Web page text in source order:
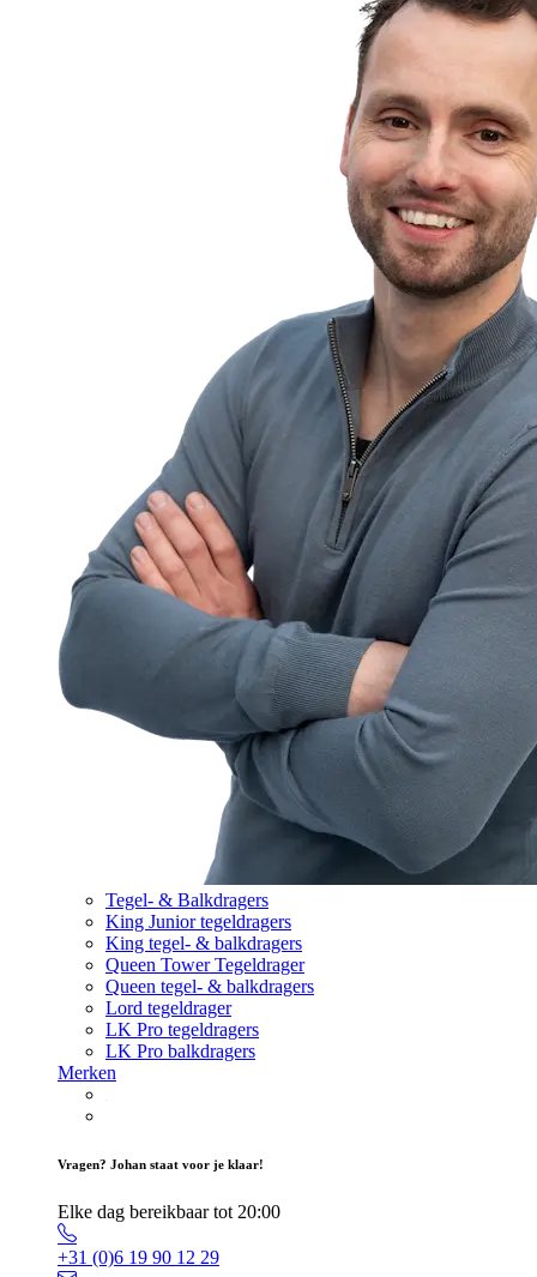
Tegel- & Balkdragers
King Junior tegeldragers
King tegel- & balkdragers
Queen Tower Tegeldrager
Queen tegel- & balkdragers
Lord tegeldrager
LK Pro tegeldragers
LK Pro balkdragers
Merken
Vragen? Johan staat voor je klaar!
Elke dag bereikbaar tot 20:00
+31 (0)6 19 90 12 29